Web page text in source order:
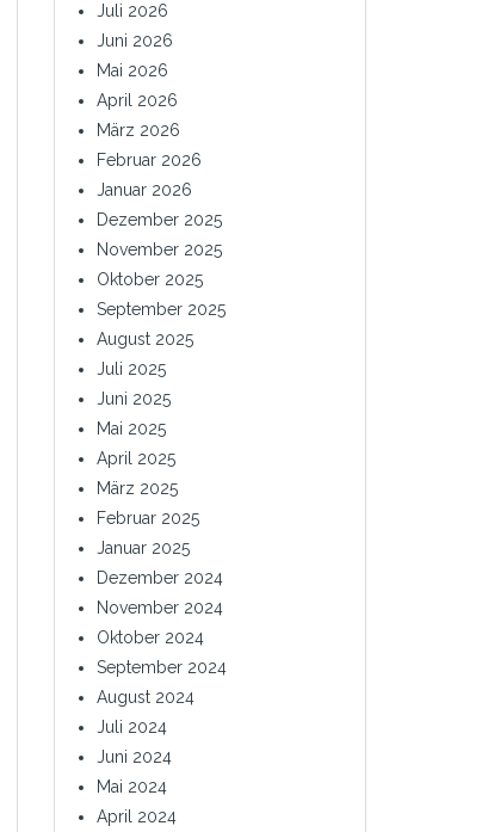
Juli 2026
Juni 2026
Mai 2026
April 2026
März 2026
Februar 2026
Januar 2026
Dezember 2025
November 2025
Oktober 2025
September 2025
August 2025
Juli 2025
Juni 2025
Mai 2025
April 2025
März 2025
Februar 2025
Januar 2025
Dezember 2024
November 2024
Oktober 2024
September 2024
August 2024
Juli 2024
Juni 2024
Mai 2024
April 2024